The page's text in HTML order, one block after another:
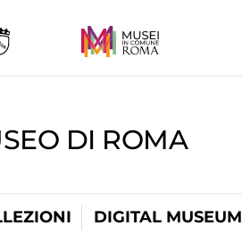
DI ROMA
DIGITAL MUSEUM